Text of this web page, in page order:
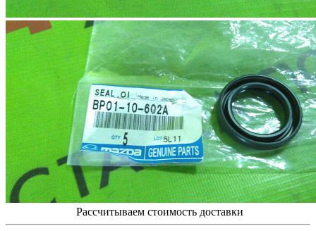
Рассчитываем стоимость доставки